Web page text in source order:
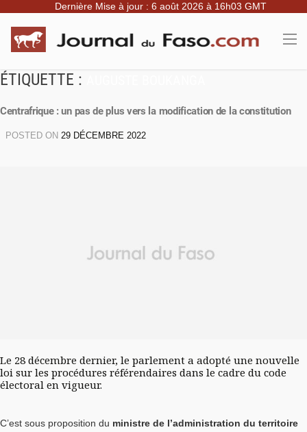
Dernière Mise à jour : 6 août 2026 à 16h03 GMT
ÉTIQUETTE :
Centrafrique : un pas de plus vers la modification de la constitution
POSTED ON 29 DÉCEMBRE 2022
Le 28 décembre dernier, le parlement a adopté une nouvelle
loi sur les procédures référendaires dans le cadre du code
électoral en vigueur.
C’est sous proposition du ministre de l’administration du territoire